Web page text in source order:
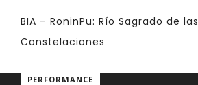
BIA – RoninPu: Río Sagrado de las
Constelaciones
PERFORMANCE